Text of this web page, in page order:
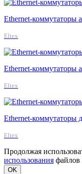
Ethernet-коммутаторы
Eltex
Ethernet-коммутаторы
Eltex
Ethernet-коммутаторы
Eltex
Продолжая
использования файлов
OK